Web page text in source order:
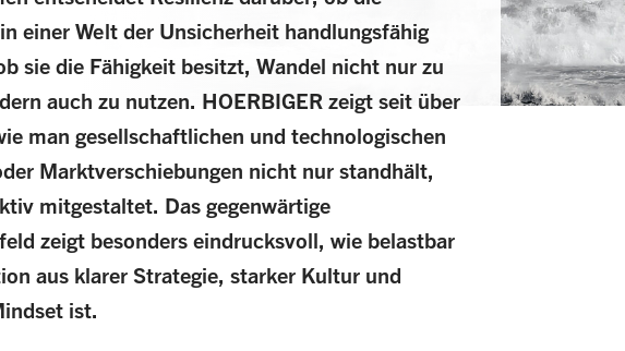
einer Welt der Unsicherheit handlungsfähig
sie die Fähigkeit besitzt, Wandel nicht nur zu
auch zu nutzen. HOERBIGER zeigt seit über
man gesellschaftlichen und technologischen
Marktverschiebungen nicht nur standhält,
mitgestaltet. Das gegenwärtige
zeigt besonders eindrucksvoll, wie belastbar
aus klarer Strategie, starker Kultur und
ist.